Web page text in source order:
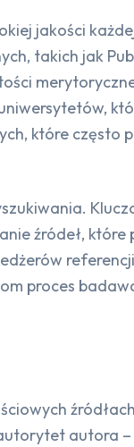
jakości
takich jak
które często
źródeł, które
proces
autora